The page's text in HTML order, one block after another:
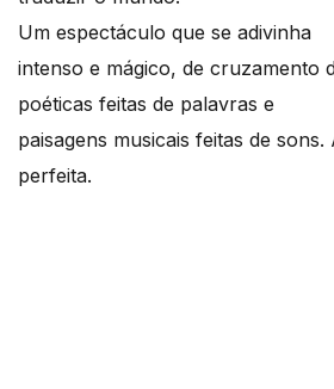
Um espectáculo que se adivinha
intenso e mágico, de cruzamento
poéticas feitas de palavras e
paisagens musicais feitas de
perfeita.